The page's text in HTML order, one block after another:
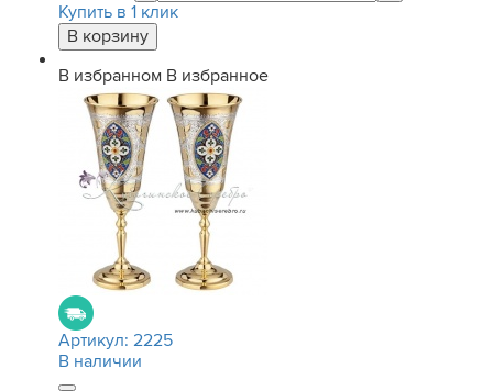
Купить в 1 клик
В избранном В избранное
Артикул: 2225
В наличии